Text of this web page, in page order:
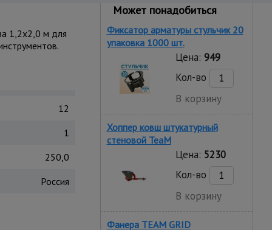
1,2x2,0 м для
12
1
250,0
Россия
Может понадобиться
Фиксатор арматуры стульчик 20
упаковка 1000 шт.
Цена: 949
Кол-во
В корзину
Хоппер ковш штукатурный
стеновой TeaM
Цена: 5230
Кол-во
В корзину
Фанера TEAM GRID